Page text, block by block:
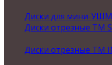
Диски для мини-
Диски отрезные ТМ
Диски отрезные ТМ